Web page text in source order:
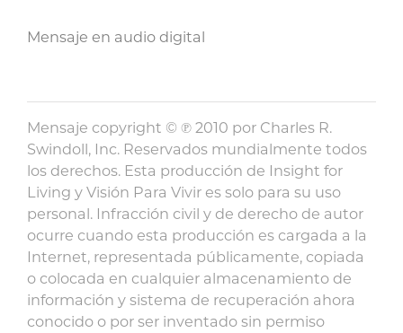
Mensaje en audio digital
Mensaje copyright © ℗ 2010 por Charles R.
Swindoll, Inc. Reservados mundialmente todos
los derechos. Esta producción de Insight for
Living y Visión Para Vivir es solo para su uso
personal. Infracción civil y de derecho de autor
ocurre cuando esta producción es cargada a la
Internet, representada públicamente, copiada
o colocada en cualquier almacenamiento de
información y sistema de recuperación ahora
conocido o por ser inventado sin permiso